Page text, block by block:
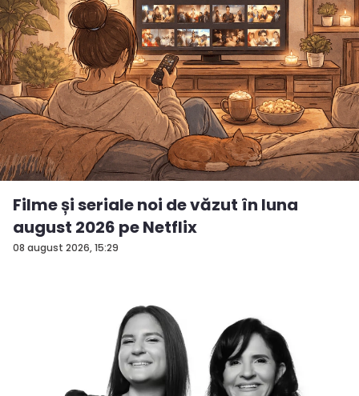
08 august 2026, 15:29
Filme și seriale noi de văzut în luna
august 2026 pe Netflix